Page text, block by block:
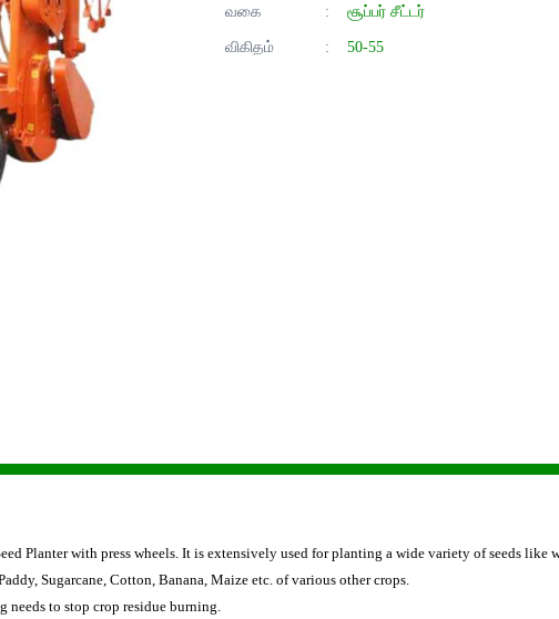
வகை
:
சூப்பர் சீட்டர்
விகிதம்
: 50-55
Planter with press wheels. It is extensively used for planting a wide variety of seeds like
Sugarcane, Cotton, Banana, Maize etc. of various other crops.
needs to stop crop residue burning.